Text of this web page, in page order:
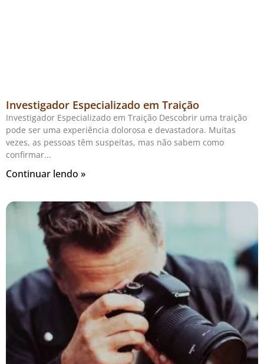
Investigador Especializado em Traição
Investigador Especializado em Traição Descobrir uma traição
pode ser uma experiência dolorosa e devastadora. Muitas
vezes, as pessoas têm suspeitas, mas não sabem como
confirmar
Continuar lendo »